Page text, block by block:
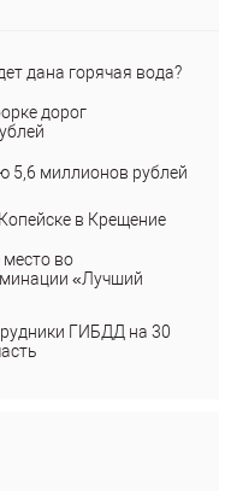
дана горячая вода?
дорог
5,6 миллионов рублей
в Крещение
место во
«Лучший
ГИБДД на 30